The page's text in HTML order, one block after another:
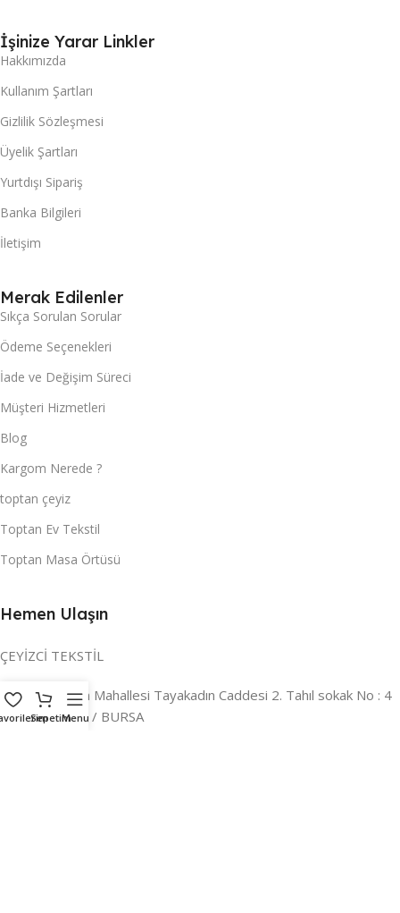
İşinize Yarar Linkler
Hakkımızda
Kullanım Şartları
Gizlilik Sözleşmesi
Üyelik Şartları
Yurtdışı Sipariş
Banka Bilgileri
İletişim
Merak Edilenler
Sıkça Sorulan Sorular
Ödeme Seçenekleri
İade ve Değişim Süreci
Müşteri Hizmetleri
Blog
Kargom Nerede ?
toptan çeyiz
Toptan Ev Tekstil
Toptan Masa Örtüsü
Hemen Ulaşın
ÇEYİZCİ TEKSTİL
Adres:Reyhan Mahallesi Tayakadın Caddesi 2. Tahıl sokak No : 4
/ a Osmangazi / BURSA
SepetimMenu